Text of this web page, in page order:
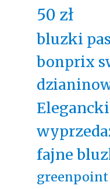
50 zł
bluzki
bonprix
fajne
greenpoint